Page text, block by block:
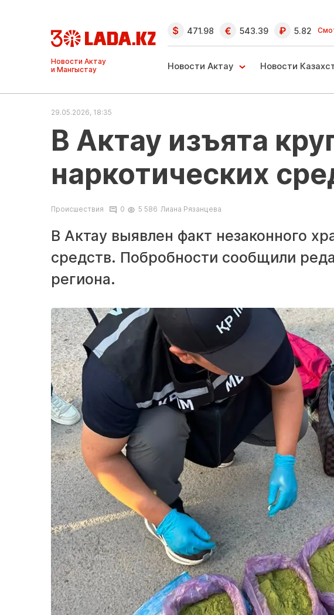
Ақтау және
Манғыстау
жаңалықтары
471.98 543.39 5.82
Новости Актау Новости
29.05.2026, 18:35
В Актау изъята
наркотических
Происшествия 0 5 586 Лиана Рязанцева
В Актау выявлен факт незаконного
средств. Побробности сообщили
региона.